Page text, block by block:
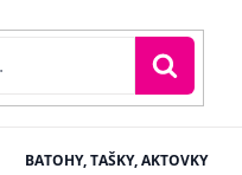
BATOHY, TAŠKY, AKTOVKY